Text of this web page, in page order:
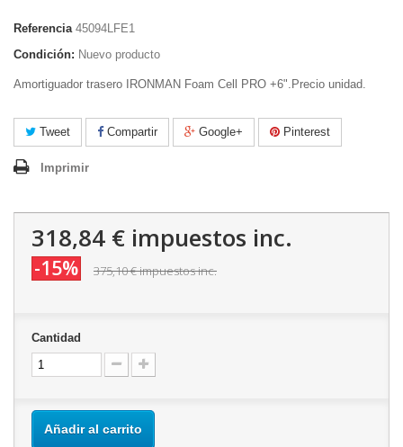
Referencia 45094LFE1
Condición: Nuevo producto
Amortiguador trasero IRONMAN Foam Cell PRO +6".Precio unidad.
Tweet Compartir Google+ Pinterest
Imprimir
318,84 € impuestos inc.
-15% 375,10 €impuestos inc.
Cantidad
Añadir al carrito